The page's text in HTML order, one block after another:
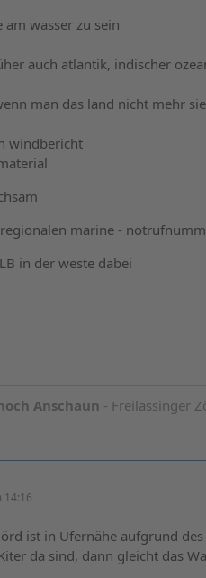
am wasser zu sein
auch atlantik, indischer
man das land nicht mehr
windbericht
marine -
in der weste dabei
Anschaun - Freilassinger
14:16
ist in Ufernähe aufgrund
da sind, dann gleicht das